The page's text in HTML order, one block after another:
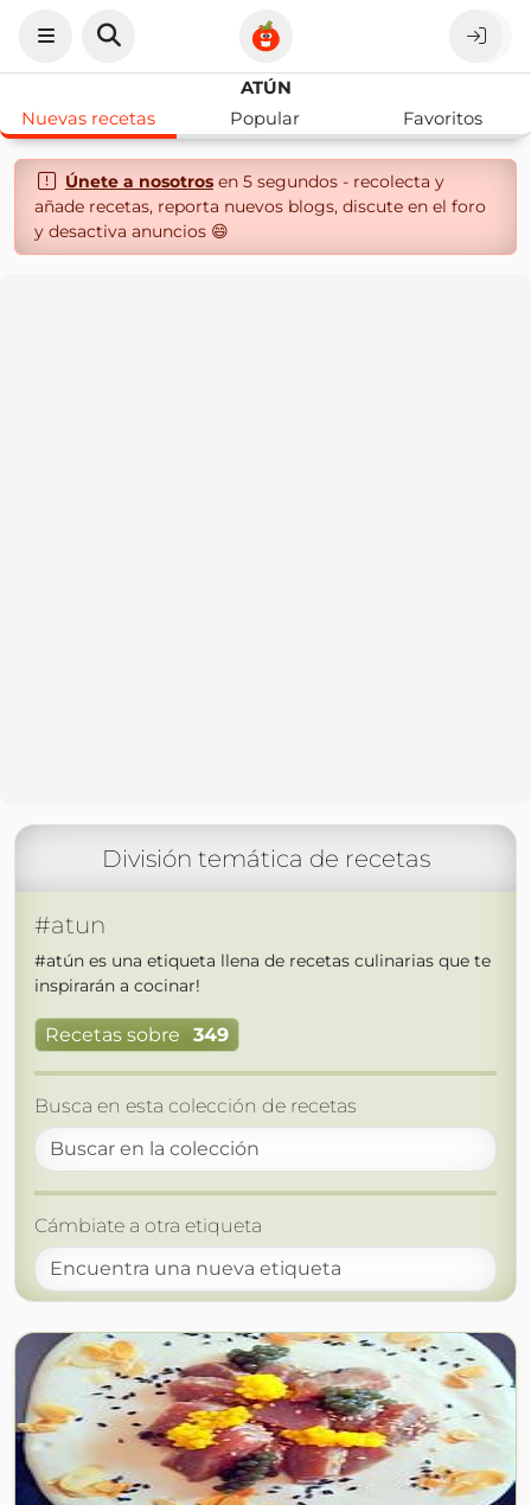
ATÚN
Nuevas recetas
Popular Favoritos
Únete a nosotrosen 5 segundos - recolecta y
añade recetas, reporta nuevos blogs, discute en el foro
y desactiva anuncios 😄
División temática de recetas
#atun
#atún es una etiqueta llena de recetas culinarias que te
inspirarán a cocinar!
Recetas sobre 349
Busca en esta colección de recetas
Cámbiate a otra etiqueta